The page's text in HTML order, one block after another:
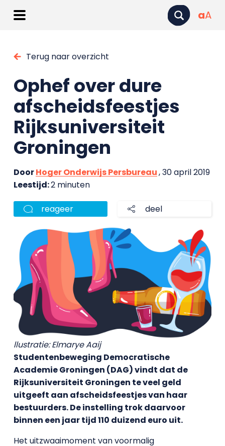
aA
Terug naar overzicht
Ophef over dure
afscheidsfeestjes
Rijksuniversiteit
Groningen
DoorHoger Onderwijs Persbureau, 30 april 2019
Leestijd:2 minuten
reageer deel
llustratie: Elmarye Aaij
Studentenbeweging Democratische
Academie Groningen (DAG) vindt dat de
Rijksuniversiteit Groningen te veel geld
uitgeeft aan afscheidsfeestjes van haar
bestuurders. De instelling trok daarvoor
binnen een jaar tijd 110 duizend euro uit.
Het uitzwaaimoment van voormalig